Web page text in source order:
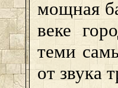
мощная
веке
теми
от звука